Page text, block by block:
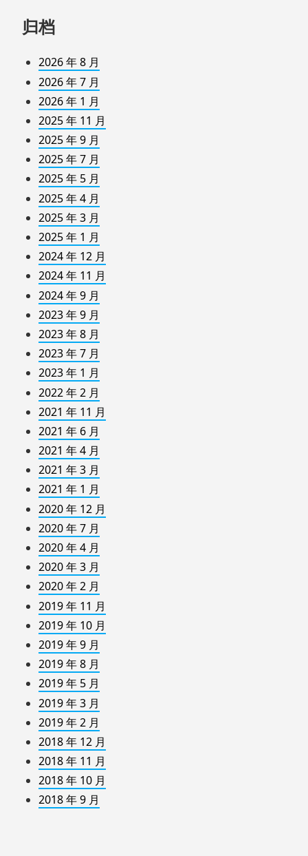
归档
2026 年 8 月
2026 年 7 月
2026 年 1 月
2025 年 11 月
2025 年 9 月
2025 年 7 月
2025 年 5 月
2025 年 4 月
2025 年 3 月
2025 年 1 月
2024 年 12 月
2024 年 11 月
2024 年 9 月
2023 年 9 月
2023 年 8 月
2023 年 7 月
2023 年 1 月
2022 年 2 月
2021 年 11 月
2021 年 6 月
2021 年 4 月
2021 年 3 月
2021 年 1 月
2020 年 12 月
2020 年 7 月
2020 年 4 月
2020 年 3 月
2020 年 2 月
2019 年 11 月
2019 年 10 月
2019 年 9 月
2019 年 8 月
2019 年 5 月
2019 年 3 月
2019 年 2 月
2018 年 12 月
2018 年 11 月
2018 年 10 月
2018 年 9 月